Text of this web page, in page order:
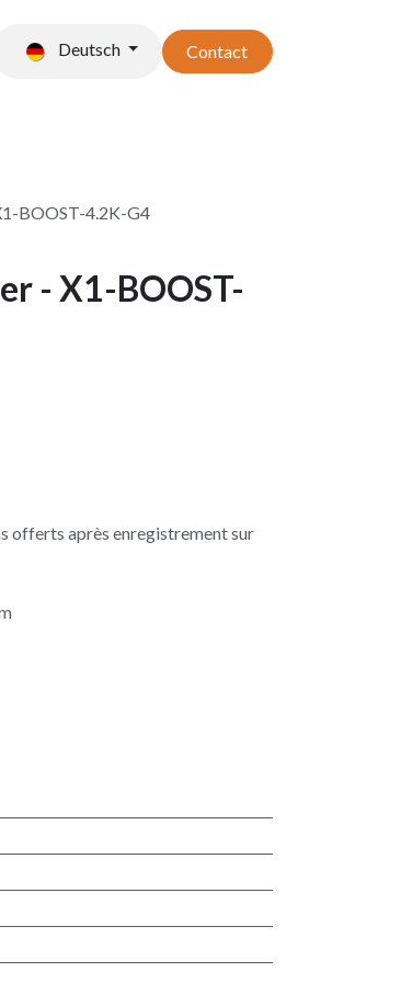
Deutsch Contact
BOOST-4.2K-G4
- X1-BOOST-
offerts après enregistrement sur